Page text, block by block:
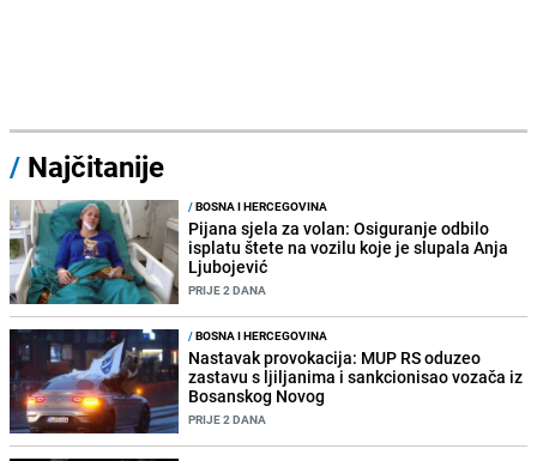
/ Najčitanije
/BOSNA I HERCEGOVINA
Pijana sjela za volan: Osiguranje odbilo
isplatu štete na vozilu koje je slupala Anja
Ljubojević
PRIJE 2 DANA
/BOSNA I HERCEGOVINA
Nastavak provokacija: MUP RS oduzeo
zastavu s ljiljanima i sankcionisao vozača iz
Bosanskog Novog
PRIJE 2 DANA